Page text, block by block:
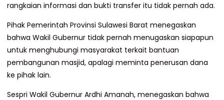
rangkaian informasi dan bukti transfer itu tidak pernah ada.
Pihak Pemerintah Provinsi Sulawesi Barat menegaskan
bahwa Wakil Gubernur tidak pernah menugaskan siapapun
untuk menghubungi masyarakat terkait bantuan
pembangunan masjid, apalagi meminta penerusan dana
ke pihak lain.
Sespri Wakil Gubernur Ardhi Amanah, menegaskan bahwa